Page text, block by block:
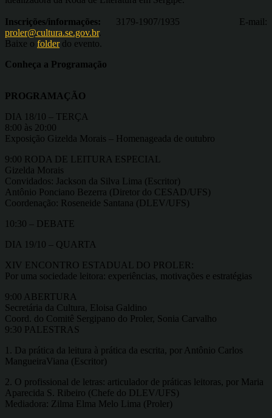
Inscrições/informações: 3179-1907/1935 E-mail:
proler@cultura.se.gov.br.
Baixe o folderdo evento.
Conheça a Programação
PROGRAMAÇÃO
DIA 18/10 – TERÇA
8:00 às 20:00
Exposição Gizelda Morais – Homenageada de outubro
9:00 RODA DE LEITURA ESPECIAL
Gizelda Morais
Convidados: Jackson da Silva Lima (Escritor)
Antônio Ponciano Bezerra (Diretor do CESAD/UFS)
Coordenação: Roseneide Santana (DLEV/UFS)
10:30 – DEBATE
DIA 19/10 – QUARTA
XIV ENCONTRO ESTADUAL DO PROLER:
Por uma sociedade leitora: experiências, motivações e estratégias
9:00 ABERTURA
Secretária da Cultura, Eloisa Galdino
Coord. do Comitê Sergipano do Proler, Sonia Carvalho
9:30 PALESTRAS
1. Da prática da leitura à prática da escrita, por Antônio Carlos
MangueiraViana (Escritor)
2. O profissional de letras: articulador de práticas leitoras, por Maria
Aparecida S. Ribeiro (Chefe do DLEV/UFS)
Mediadora: Zilma Elma Melo Lima (Proler)